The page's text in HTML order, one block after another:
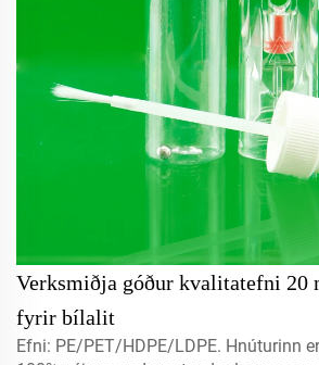
Verksmiðja góður kvalitatefni 20
fyrir bílalit
Efni: PE/PET/HDPE/LDPE. Hnúturinn